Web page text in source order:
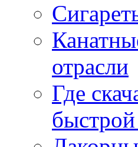
отрасли
Где